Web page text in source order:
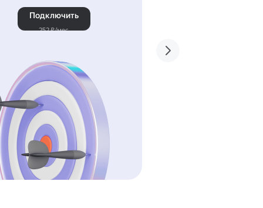
Подключить
252 ₽/мес